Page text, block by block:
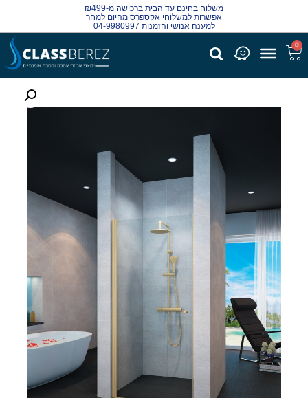
משלוח בחינם עד הבית ברכישה מ-₪499
אפשרות למשלוחי אקספרס מהיום למחר
למענה אנושי והזמנות 04-9980997
0